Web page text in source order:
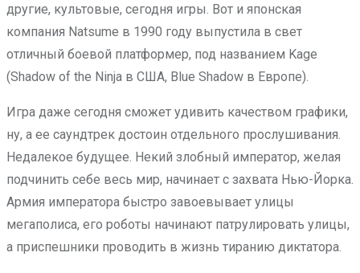
другие, культовые, сегодня игры. Вот и японская
компания Natsume в 1990 году выпустила в свет
отличный боевой платформер, под названием Kage
(Shadow of the Ninja в США, Blue Shadow в Европе).
Игра даже сегодня сможет удивить качеством графики,
ну, а ее саундтрек достоин отдельного прослушивания.
Недалекое будущее. Некий злобный император, желая
подчинить себе весь мир, начинает с захвата Нью-Йорка.
Армия императора быстро завоевывает улицы
мегаполиса, его роботы начинают патрулировать улицы,
а приспешники проводить в жизнь тиранию диктатора.